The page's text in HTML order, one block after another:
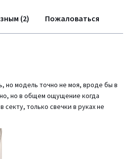
(2) Пожаловаться
но модель точно не моя, вроде бы в
но в общем ощущение когда
секту, только свечки в руках не